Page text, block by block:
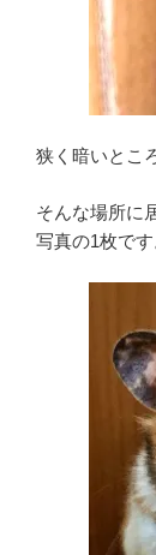
狭く暗いとこ
そんな場所に
写真の1枚です